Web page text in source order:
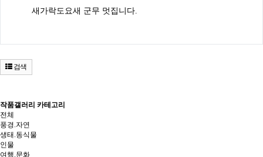
새가락도요새 군무 멋집니다.
검색
작품갤러리 카테고리
전체
풍경.자연
생태.동식물
인물
여행.문화